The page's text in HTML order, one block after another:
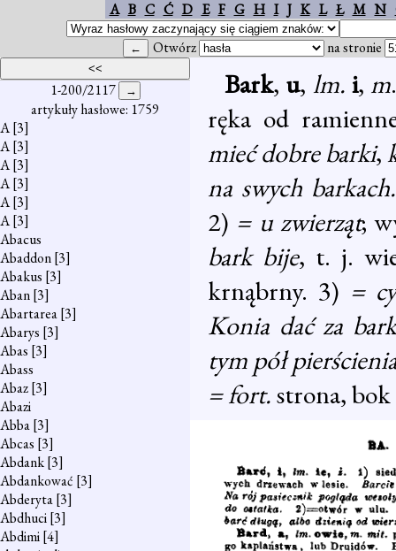
A B C Ć D E F G H I J K L Ł M N
Otwórz na stronie
1-200/2117
artykuły hasłowe: 1759
A[3]
A[3]
A[3]
A[3]
A[3]
A[3]
Abacus
Abaddon[3]
Abakus [3]
Aban[3]
Abartarea[3]
Abarys [3]
Abas [3]
Abass
Abaz[3]
Abazi
Abba[3]
Abcas [3]
Abdank[3]
Abdankować [3]
Abderyta[3]
Abdhuci[3]
Abdimi[4]
Bark, u, lm. i, m
ręka od
mieć dobre barki,
na swych
2) = u zwierząt;
bark bije, t. j.
krnąbrny. 3) =
Konia dać za bark
tym pół
= fort.strona,